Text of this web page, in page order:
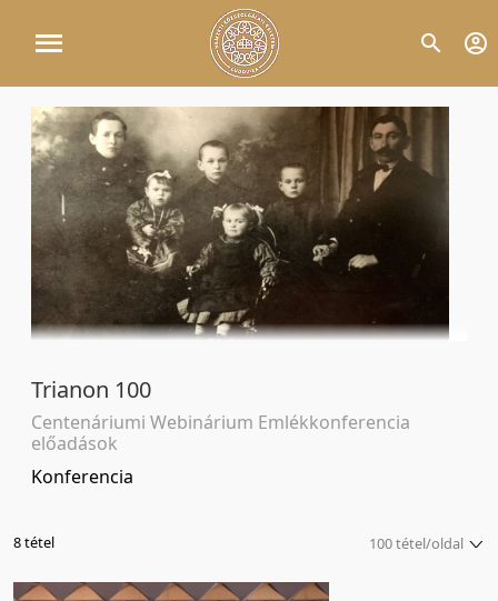
Trianon 100
Centenáriumi Webinárium Emlékkonferencia
előadások
Konferencia
8 tétel
100 tétel/oldal